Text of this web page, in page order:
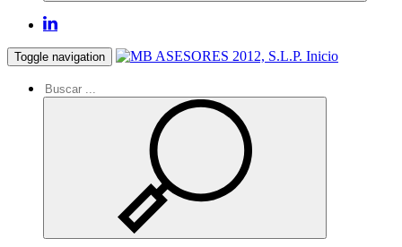
Toggle navigation Inicio